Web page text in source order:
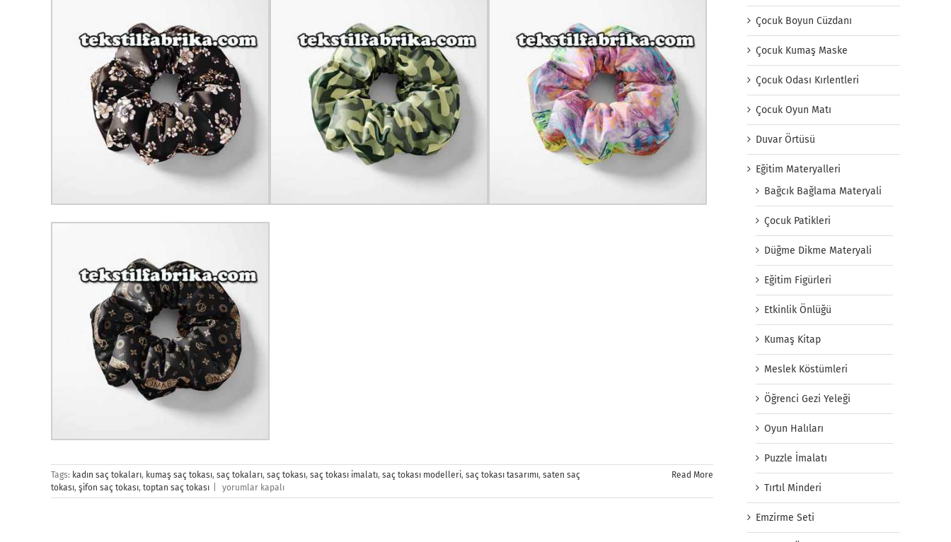
Tags: kadın saç tokaları, kumaş saç tokası, saç tokaları, saç tokası, saç tokası imalatı, saç tokası modelleri, saç tokası tasarımı, saten saç
tokası, şifon saç tokası, toptan saç tokası
Saç
Tokası
yorumlar kapalı
Read More
Çocuk Boyun Cüzdanı
Çocuk Kumaş Maske
Çocuk Odası Kırlentleri
Çocuk Oyun Matı
Duvar Örtüsü
Eğitim Materyalleri
Bağcık Bağlama Materyali
Çocuk Patikleri
Düğme Dikme Materyali
Eğitim Figürleri
Etkinlik Önlüğü
Kumaş Kitap
Meslek Köstümleri
Öğrenci Gezi Yeleği
Oyun Halıları
Puzzle İmalatı
Tırtıl Minderi
Emzirme Seti